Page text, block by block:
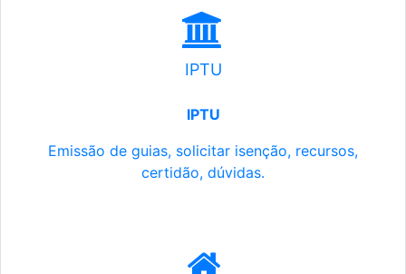
IPTU
IPTU
Emissão de guias, solicitar isenção, recursos,
certidão, dúvidas.